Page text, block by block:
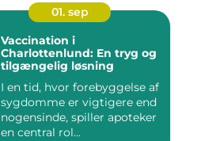
01. sep
Vaccination i
Charlottenlund: En tryg og
tilgængelig løsning
I en tid, hvor forebyggelse af
sygdomme er vigtigere end
nogensinde, spiller apoteker
en central rol...